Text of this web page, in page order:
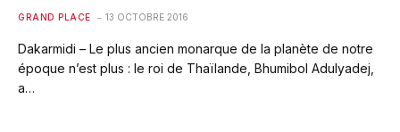
GRAND PLACE 13 OCTOBRE 2016
Dakarmidi – Le plus ancien monarque de la planète de notre
époque n’est plus : le roi de Thaïlande, Bhumibol Adulyadej,
a…